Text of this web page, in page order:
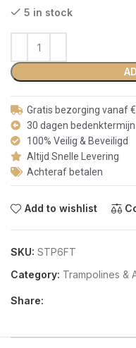
5 in stock
Gratis bezorging vanaf
30 dagen bedenktermijn
100% Veilig & Beveiligd
Altijd Snelle Levering
Achteraf betalen
Add to wishlist
SKU: STP6FT
Category: Trampolines &
Share: